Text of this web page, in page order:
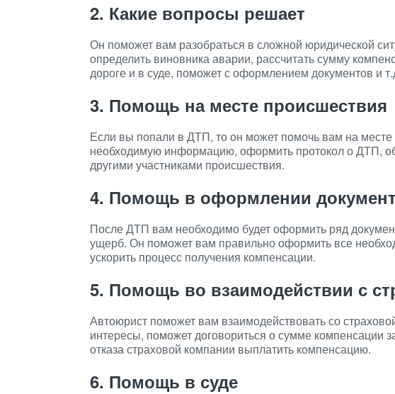
2. Какие вопросы решает
Он поможет вам разобраться в сложной юридической
определить виновника аварии, рассчитать сумму
дороге и в суде, поможет с оформлением документов и
3. Помощь на месте происшествия
Если вы попали в ДТП, то он может помочь вам на
необходимую информацию, оформить протокол о ДТП,
другими участниками происшествия.
4. Помощь в оформлении
После ДТП вам необходимо будет оформить ряд
ущерб. Он поможет вам правильно оформить все
ускорить процесс получения компенсации.
5. Помощь во взаимодействии с
Автоюрист поможет вам взаимодействовать со
интересы, поможет договориться о сумме компенсации
отказа страховой компании выплатить компенсацию.
6. Помощь в суде